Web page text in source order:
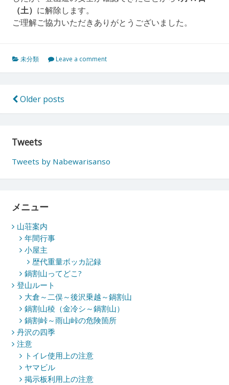
（土） に解除します。
ご理解ご協力いただきありがとうございました。
未分類 Leave a comment
投
稿
ナ
ビ
ゲ
ー
シ
ョ
ン
Older posts
Tweets
Tweets by Nabewarisanso
メニュー
山荘案内
年間行事
小屋主
歴代重量ボッカ記録
鍋割山ってどこ?
登山ルート
大倉～二俣～後沢乗越～鍋割山
鍋割山稜（金冷シ～鍋割山）
鍋割峠～雨山峠の危険箇所
丹沢の四季
注意
トイレ使用上の注意
ヤマビル
掲示板利用上の注意